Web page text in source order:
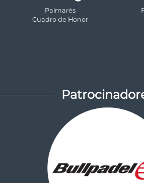
Palmarés
Cuadro de Honor